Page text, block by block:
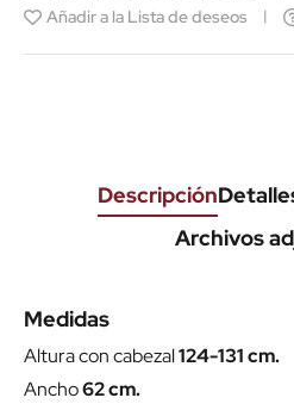
Añadir a la Lista de deseos
Descripción
Archivos
Medidas
Altura con cabezal124-131 cm.
Ancho62 cm.